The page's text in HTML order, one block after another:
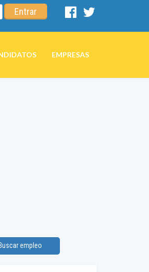
Entrar
Facebook
EMPRESAS
Buscar empleo